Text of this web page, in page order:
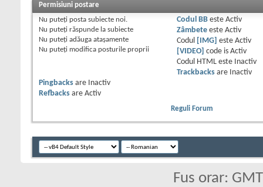
Permisiuni postare
Nu puteţi posta subiecte noi.
Nu puteţi răspunde la subiecte
Nu puteţi adăuga ataşamente
Nu puteţi modifica posturile proprii
Codul BBeste Activ
Zâmbeteeste Activ
Codul
[IMG] este Activ
[VIDEO] code is Activ
Codul HTML este
Inactiv
Trackbacksare
Inactiv
Pingbacks are
Inactiv
Refbacks are Activ
Reguli Forum
Fus orar: